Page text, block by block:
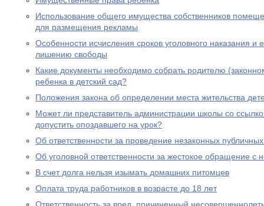
Использование общего имущества собственников
для размещения рекламы
Особенности исчисления сроков уголовного наказания и
лишению свободы
Какие документы необходимо собрать родителю
ребенка в детский сад?
Положения закона об определении места жительства
Может ли представитель администрации школы со
допустить опоздавшего на урок?
Об ответственности за проведение незаконных
Об уголовной ответственности за жестокое обращение с
В счет долга нельзя изымать домашних питомцев
Оплата труда работников в возрасте до 18 лет